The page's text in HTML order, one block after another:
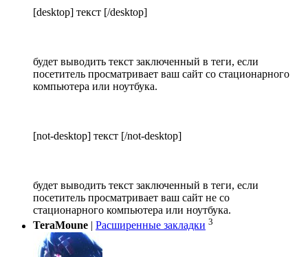
[desktop] текст [/desktop]
будет выводить текст заключенный в теги, если
посетитель просматривает ваш сайт со стационарного
компьютера или ноутбука.
[not-desktop] текст [/not-desktop]
будет выводить текст заключенный в теги, если
посетитель просматривает ваш сайт не со
стационарного компьютера или ноутбука.
TeraMoune
Расширенные закладки 3